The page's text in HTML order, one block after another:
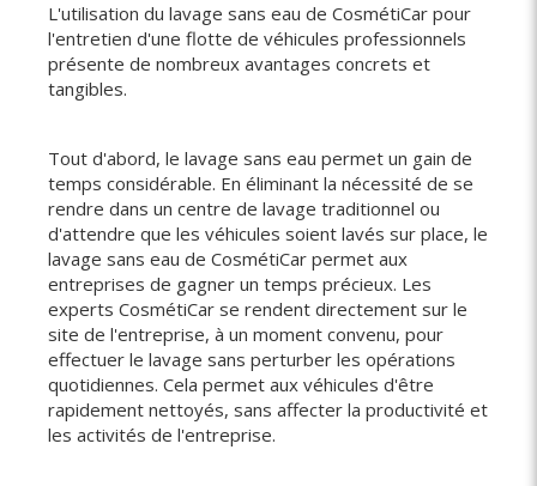
L'utilisation du lavage sans eau de CosmétiCar pour
l'entretien d'une flotte de véhicules professionnels
présente de nombreux avantages concrets et
tangibles.
Tout d'abord, le lavage sans eau permet un gain de
temps considérable. En éliminant la nécessité de se
rendre dans un centre de lavage traditionnel ou
d'attendre que les véhicules soient lavés sur place, le
lavage sans eau de CosmétiCar permet aux
entreprises de gagner un temps précieux. Les
experts CosmétiCar se rendent directement sur le
site de l'entreprise, à un moment convenu, pour
effectuer le lavage sans perturber les opérations
quotidiennes. Cela permet aux véhicules d'être
rapidement nettoyés, sans affecter la productivité et
les activités de l'entreprise.